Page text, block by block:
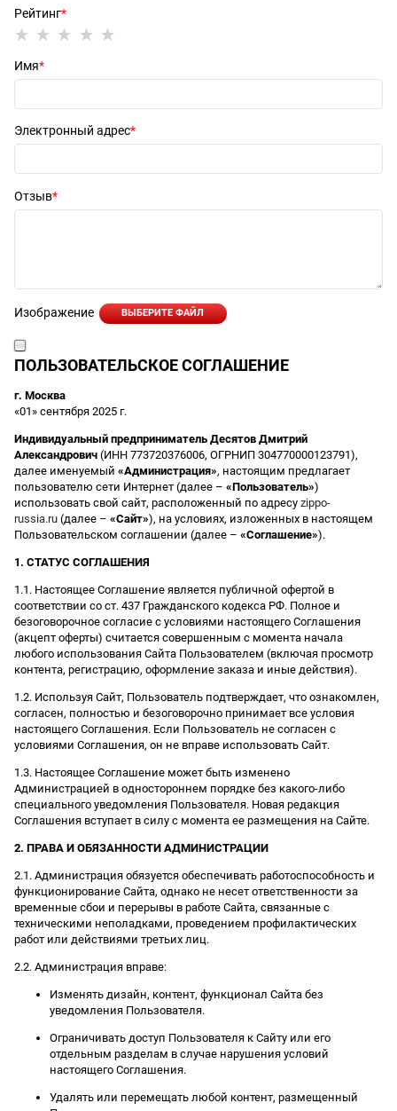
Рейтинг
Имя
Электронный адрес
Отзыв
Изображение ВЫБЕРИТЕ ФАЙЛ
ПОЛЬЗОВАТЕЛЬСКОЕ СОГЛАШЕНИЕ
г. Москва
«01» сентября 2025 г.
Индивидуальный предприниматель Десятов Дмитрий
Александрович (ИНН 773720376006, ОГРНИП 304770000123791),
далее именуемый «Администрация», настоящим предлагает
пользователю сети Интернет (далее – «Пользователь»)
использовать свой сайт, расположенный по адресу zippo-
russia.ru (далее – «Сайт»), на условиях, изложенных в настоящем
Пользовательском соглашении (далее – «Соглашение»).
1. СТАТУС СОГЛАШЕНИЯ
1.1. Настоящее Соглашение является публичной офертой в
соответствии со ст. 437 Гражданского кодекса РФ. Полное и
безоговорочное согласие с условиями настоящего Соглашения
(акцепт оферты) считается совершенным с момента начала
любого использования Сайта Пользователем (включая просмотр
контента, регистрацию, оформление заказа и иные действия).
1.2. Используя Сайт, Пользователь подтверждает, что ознакомлен,
согласен, полностью и безоговорочно принимает все условия
настоящего Соглашения. Если Пользователь не согласен с
условиями Соглашения, он не вправе использовать Сайт.
1.3. Настоящее Соглашение может быть изменено
Администрацией в одностороннем порядке без какого-либо
специального уведомления Пользователя. Новая редакция
Соглашения вступает в силу с момента ее размещения на Сайте.
2. ПРАВА И ОБЯЗАННОСТИ АДМИНИСТРАЦИИ
2.1. Администрация обязуется обеспечивать работоспособность и
функционирование Сайта, однако не несет ответственности за
временные сбои и перерывы в работе Сайта, связанные с
техническими неполадками, проведением профилактических
работ или действиями третьих лиц.
2.2. Администрация вправе:
Изменять дизайн, контент, функционал Сайта без
уведомления Пользователя.
Ограничивать доступ Пользователя к Сайту или его
отдельным разделам в случае нарушения условий
настоящего Соглашения.
Удалять или перемещать любой контент, размещенный